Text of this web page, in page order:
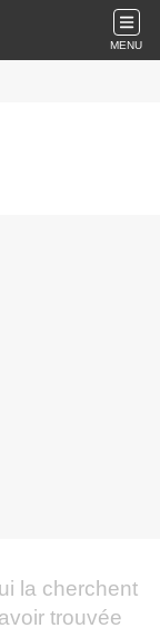
MENU
la cherchent
trouvée